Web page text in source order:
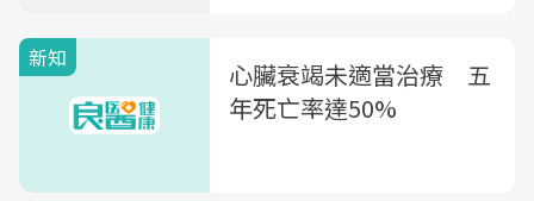
新知
心臟衰竭未適當治療 五
年死亡率達50%